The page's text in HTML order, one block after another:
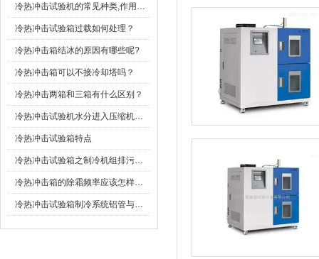
冷热冲击试验机的常见种类,作用以及特点？
冷热冲击试验箱过载如何处理？
冷热冲击箱结冰的原因有哪些呢?
冷热冲击箱可以不接冷却塔吗？
冷热冲击两箱和三箱有什么区别？
冷热冲击试验机水分进入压缩机冰堵的解决方案
冷热冲击试验箱特点
冷热冲击试验箱之制冷机组排污和检漏的方法
冷热冲击箱的除霜频率应该怎样设置？
冷热冲击试验箱制冷系统铝管与铜管焊接介绍